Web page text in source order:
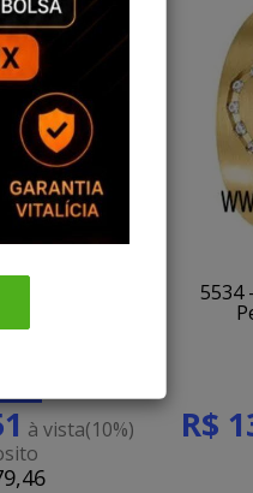
Casamento
à vista(10%)
5534
R$